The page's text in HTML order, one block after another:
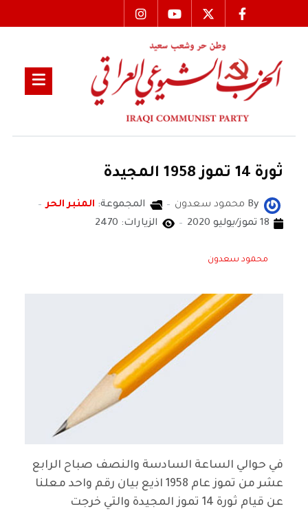
ثورة 14 تموز 1958 المجيدة
By محمود سعدون المجموعة: المنبر الحر
18 تموز/يوليو 2020
الزيارات: 2470
محمود سعدون
في حوالي الساعة السادسة والنصف صباح الرابع
عشر من تموز عام 1958 اذيع بيان رقم واحد معلنا
عن قيام ثورة 14 تموز المجيدة والتي خرجت